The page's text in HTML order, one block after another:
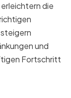
die
und
Fortschritt